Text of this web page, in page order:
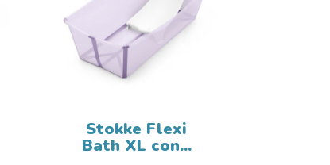
Stokke Flexi
Bath XL con...
Precio base